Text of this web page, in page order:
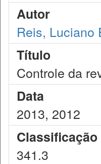
Autor
Reis, Luciano
Título
Controle da
Data
2013, 2012
Classificação
341.3